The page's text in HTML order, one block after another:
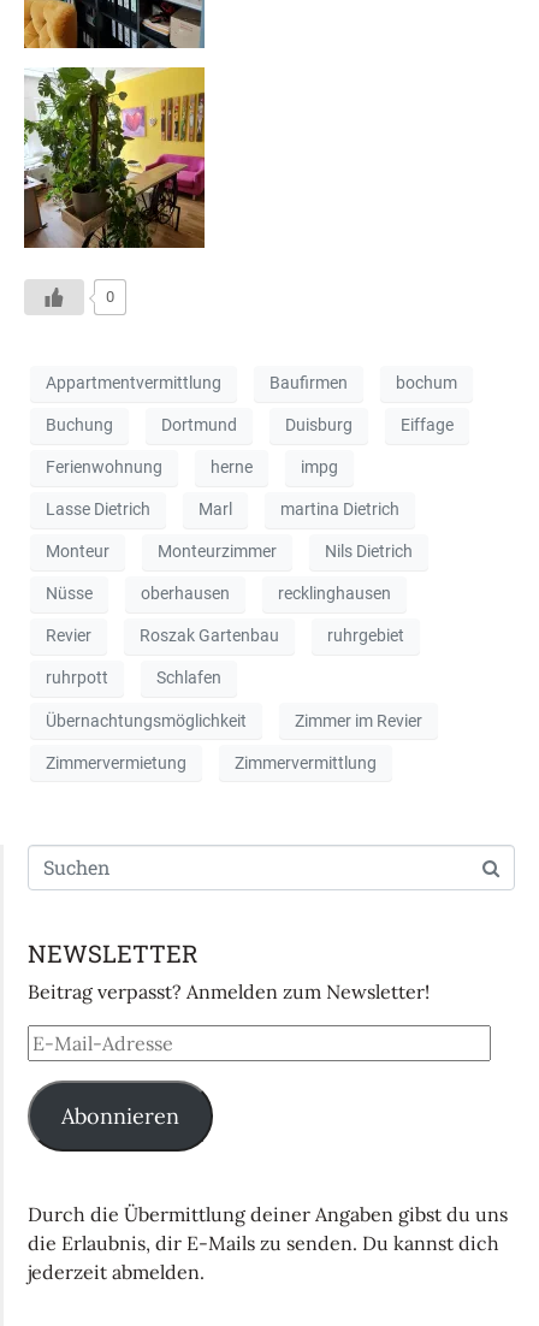
0
Appartmentvermittlung Baufirmen bochum
Buchung Dortmund Duisburg Eiffage
Ferienwohnung herne impg
Lasse Dietrich Marl martina Dietrich
Monteur Monteurzimmer Nils Dietrich
Nüsse oberhausen recklinghausen
Revier Roszak Gartenbau ruhrgebiet
ruhrpott Schlafen
Übernachtungsmöglichkeit Zimmer im Revier
Zimmervermietung Zimmervermittlung
NEWSLETTER
Beitrag verpasst? Anmelden zum Newsletter!
Abonnieren
Durch die Übermittlung deiner Angaben gibst du uns
die Erlaubnis, dir E-Mails zu senden. Du kannst dich
jederzeit abmelden.